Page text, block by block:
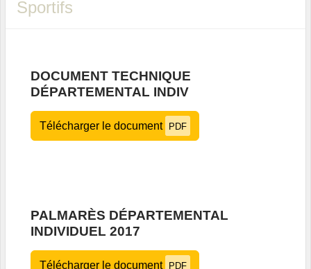
Sportifs
DOCUMENT TECHNIQUE
DÉPARTEMENTAL INDIV
Télécharger le document PDF
PALMARÈS DÉPARTEMENTAL
INDIVIDUEL 2017
Télécharger le document PDF